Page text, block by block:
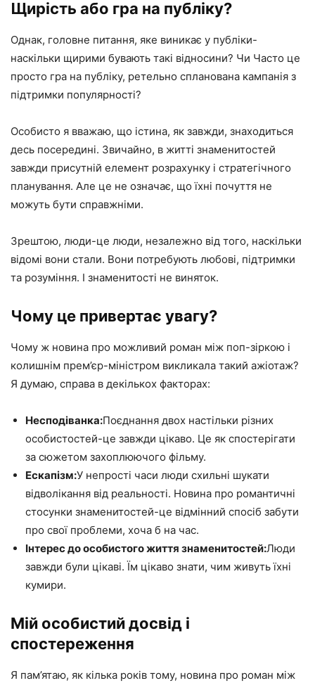
Щирість або гра на публіку?
Однак, головне питання, яке виникає у публіки-
наскільки щирими бувають такі відносини? Чи Часто це
просто гра на публіку, ретельно спланована кампанія з
підтримки популярності?
Особисто я вважаю, що істина, як завжди, знаходиться
десь посередині. Звичайно, в житті знаменитостей
завжди присутній елемент розрахунку і стратегічного
планування. Але це не означає, що їхні почуття не
можуть бути справжніми.
Зрештою, люди-це люди, незалежно від того, наскільки
відомі вони стали. Вони потребують любові, підтримки
та розуміння. І знаменитості не виняток.
Чому це привертає увагу?
Чому ж новина про можливий роман між поп-зіркою і
колишнім прем’єр-міністром викликала такий ажіотаж?
Я думаю, справа в декількох факторах:
Несподіванка:Поєднання двох настільки різних
особистостей-це завжди цікаво. Це як спостерігати
за сюжетом захоплюючого фільму.
Ескапізм:У непрості часи люди схильні шукати
відволікання від реальності. Новина про романтичні
стосунки знаменитостей-це відмінний спосіб забути
про свої проблеми, хоча б на час.
Інтерес до особистого життя знаменитостей:Люди
завжди були цікаві. Їм цікаво знати, чим живуть їхні
кумири.
Мій особистий досвід і
спостереження
Я пам’ятаю, як кілька років тому, новина про роман між